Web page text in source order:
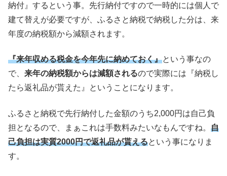
納付』するという事。先行納付ですので一時的には個人で
建て替えが必要ですが、ふるさと納税で納税した分は、来
年度の納税額から減額されます。
『来年収める税金を今年先に納めておく』という事なの
で、 来年の納税額からは減額されるので実際には『納税し
たら返礼品が貰えた』ということになります。
ふるさと納税で先行納付した金額のうち2,000円は自己負
担となるので、まぁこれは手数料みたいなもんですね。 自
己負担は実質2000円で返礼品が貰えるという事になりま
す。